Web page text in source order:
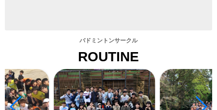
バドミントンサークル
ROUTINE